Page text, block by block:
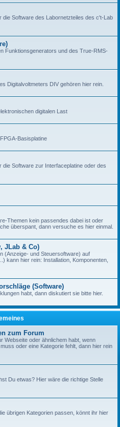
die Software des Labornetzteiles des c't-Lab
Funktionsgenerators und des True-RMS-
Digitalvoltmeters DIV gehören hier rein.
digitalen Last
Basisplatine
Software zur Interfaceplatine oder des
Themen kein passendes dabei ist oder
überspant, dann versuche es hier einmal.
JLab & Co)
(Anzeige- und Steuersoftware) auf
kann hier rein: Installation, Komponenten,
(Software)
habt, dann diskutiert sie bitte hier.
zum Forum
Webseite oder ähnlichem habt, wenn
oder eine Kategorie fehlt, dann hier rein
Du etwas? Hier wäre die richtige Stelle
übrigen Kategorien passen, könnt ihr hier